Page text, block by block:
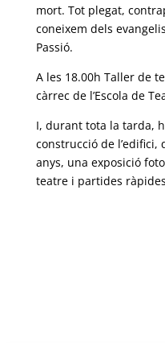
mort. Tot plegat,
coneixem dels
Passió.
A les 18.00h Taller de
càrrec de l’Escola de
I, durant tota la tarda,
construcció de l’edifici,
anys, una exposició
teatre i partides ràpides